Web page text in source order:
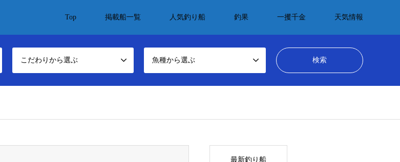
Top 掲載船一覧 人気釣り船 釣果 一攫千金 天気情報
こだわりから選ぶ 魚種から選ぶ
最新釣り船